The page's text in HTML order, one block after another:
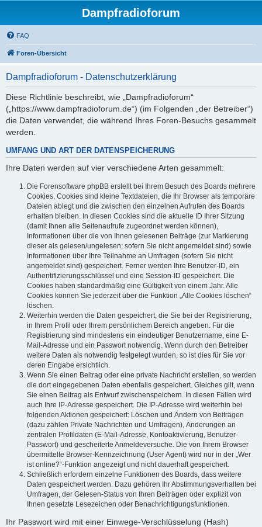
Dampfradioforum
FAQ
Foren-Übersicht
Dampfradioforum - Datenschutzerklärung
Diese Richtlinie beschreibt, wie „Dampfradioforum“
(„https://www.dampfradioforum.de“) (im Folgenden „der Betreiber“)
die Daten verwendet, die während Ihres Foren-Besuchs gesammelt
werden.
UMFANG UND ART DER DATENSPEICHERUNG
Ihre Daten werden auf vier verschiedene Arten gesammelt:
Die Forensoftware phpBB erstellt bei Ihrem Besuch des Boards mehrere
Cookies. Cookies sind kleine Textdateien, die Ihr Browser als temporäre
Dateien ablegt und die zwischen den einzelnen Aufrufen des Boards
erhalten bleiben. In diesen Cookies sind die aktuelle ID Ihrer Sitzung
(damit Ihnen alle Seitenaufrufe zugeordnet werden können),
Informationen über die von Ihnen gelesenen Beiträge (zur Markierung
dieser als gelesen/ungelesen; sofern Sie nicht angemeldet sind) sowie
Informationen über Ihre Teilnahme an Umfragen (sofern Sie nicht
angemeldet sind) gespeichert. Ferner werden Ihre Benutzer-ID, ein
Authentifizierungsschlüssel und eine Session-ID gespeichert. Die
Cookies haben standardmäßig eine Gültigkeit von einem Jahr. Alle
Cookies können Sie jederzeit über die Funktion „Alle Cookies löschen“
löschen.
Weiterhin werden die Daten gespeichert, die Sie bei der Registrierung,
in Ihrem Profil oder Ihrem persönlichem Bereich angeben. Für die
Registrierung sind mindestens ein eindeutiger Benutzername, eine E-
Mail-Adresse und ein Passwort notwendig. Wenn durch den Betreiber
weitere Daten als notwendig festgelegt wurden, so ist dies für Sie vor
deren Eingabe ersichtlich.
Wenn Sie einen Beitrag oder eine private Nachricht erstellen, so werden
die dort eingegebenen Daten ebenfalls gespeichert. Gleiches gilt, wenn
Sie einen Beitrag als Entwurf zwischenspeichern. In diesen Fällen wird
auch Ihre IP-Adresse gespeichert. Die IP-Adresse wird weiterhin bei
folgenden Aktionen gespeichert: Löschen und Ändern von Beiträgen
(dazu zählen Private Nachrichten und Umfragen), Änderungen an
zentralen Profildaten (E-Mail-Adresse, Kontoaktivierung, Benutzer-
Passwort) und gescheiterte Anmeldeversuche. Die von Ihrem Browser
übermittelte Browser-Kennzeichnung (User Agent) wird nur in der „Wer
ist online?“-Funktion angezeigt und nicht dauerhaft gespeichert.
Schließlich erfordern einzelne Funktionen des Boards, dass weitere
Daten gespeichert werden. Dazu gehören Ihr Abstimmungsverhalten bei
Umfragen, der Gelesen-Status von Ihren Beiträgen oder explizit von
Ihnen gesetzte Lesezeichen oder Benachrichtigungsfunktionen.
Ihr Passwort wird mit einer Einwege-Verschlüsselung (Hash)